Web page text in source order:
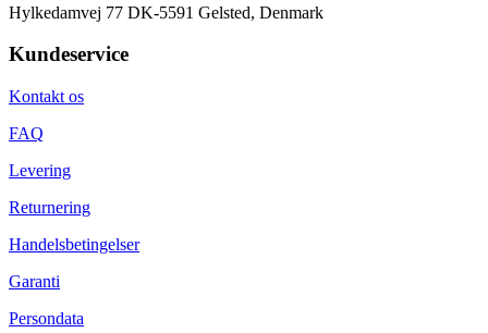
Hylkedamvej 77 DK-5591 Gelsted, Denmark
Kundeservice
Kontakt os
FAQ
Levering
Returnering
Handelsbetingelser
Garanti
Persondata